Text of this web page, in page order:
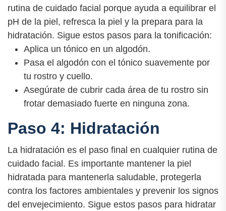
rutina de cuidado facial porque ayuda a equilibrar el
pH de la piel, refresca la piel y la prepara para la
hidratación. Sigue estos pasos para la tonificación:
Aplica un tónico en un algodón.
Pasa el algodón con el tónico suavemente por
tu rostro y cuello.
Asegúrate de cubrir cada área de tu rostro sin
frotar demasiado fuerte en ninguna zona.
Paso 4: Hidratación
La hidratación es el paso final en cualquier rutina de
cuidado facial. Es importante mantener la piel
hidratada para mantenerla saludable, protegerla
contra los factores ambientales y prevenir los signos
del envejecimiento. Sigue estos pasos para hidratar